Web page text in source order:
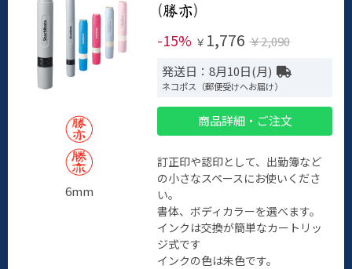
6mm
(
)
-15% ￥ 1,776 ￥2,090
発送日：8月10日(月)
ネコポス（郵便受けへお届け）
商品詳細・ご注文
訂正印や認印として、出勤簿など
の小さなスペースにお使いくださ
い。
書体、ボディカラーを選べます。
インクは交換が簡単なカートリッ
ジ式です
インクの色は朱色です。